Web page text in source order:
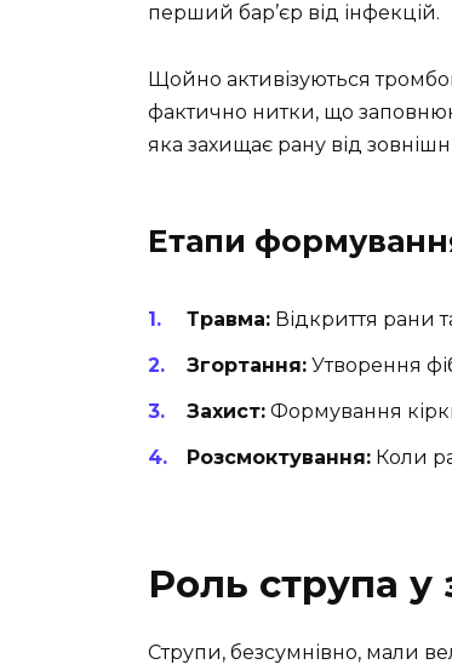
перший бар’єр від інфекцій.
Щойно активізуються
фактично нитки, що
яка захищає рану від
Етапи
Травма: Відкриття рани
Згортання: Утворення
Захист: Формування
Розсмоктування: Коли
Роль струпа у
Струпи, безсумнівно, мали